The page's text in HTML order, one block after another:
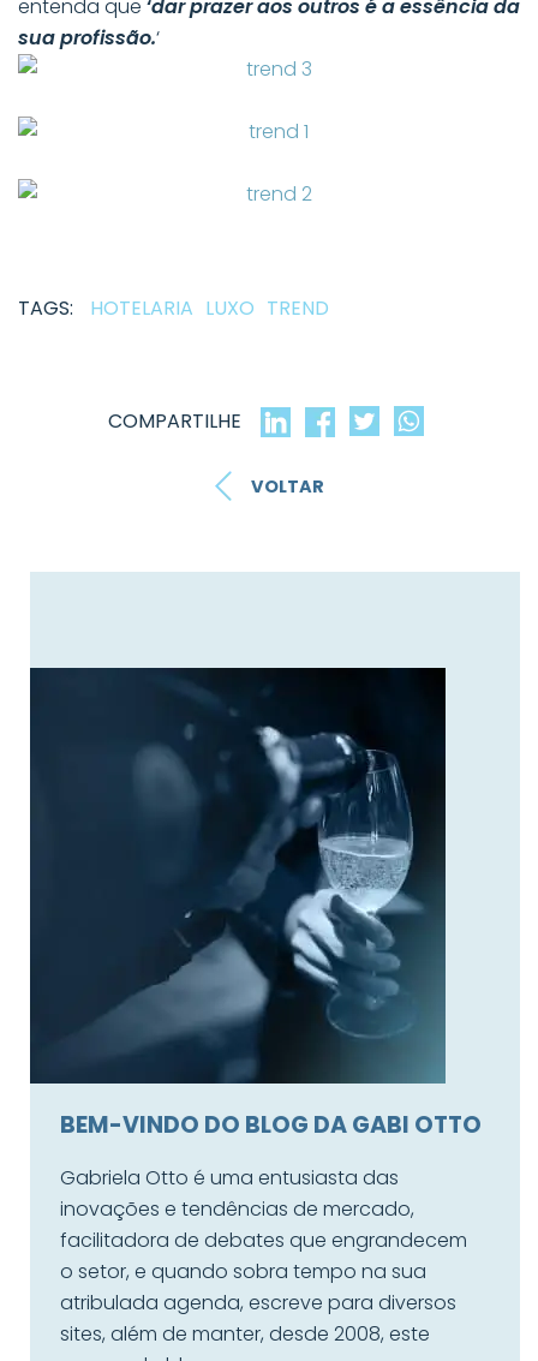
entenda que ‘dar prazer aos outros é a essência da
sua profissão.‘
TAGS: HOTELARIA LUXO TREND
COMPARTILHE
VOLTAR
BEM-VINDO DO BLOG DA GABI OTTO
Gabriela Otto é uma entusiasta das
inovações e tendências de mercado,
facilitadora de debates que engrandecem
o setor, e quando sobra tempo na sua
atribulada agenda, escreve para diversos
sites, além de manter, desde 2008, este